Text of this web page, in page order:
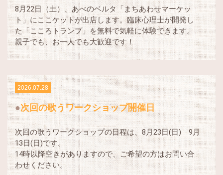
8月22日（土）、あべのベルタ「まちあわせマーケッ
ト」にここケットが出店します。臨床心理士が開発し
た「こころトランプ」を無料で気軽に体験できます。
親子でも、お一人でも大歓迎です！
2026.07.28
次回の歌うワークショップ開催日
次回の歌うワークショップの日程は、8月23日(日) 9月
13日(日)です。
14時以降空きがありますので、ご希望の方はお問い合
わせください。